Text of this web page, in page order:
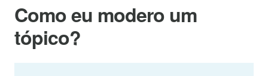
Como eu modero um
tópico?